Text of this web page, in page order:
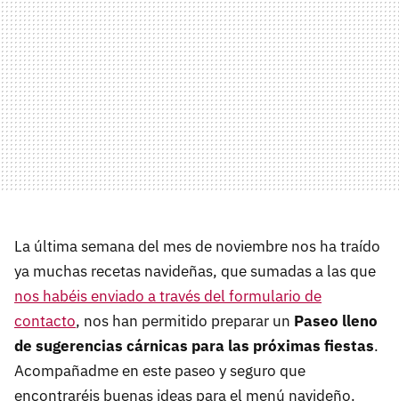
La última semana del mes de noviembre nos ha traído
ya muchas recetas navideñas, que sumadas a las que
nos habéis enviado a través del formulario de
contacto, nos han permitido preparar un Paseo lleno
de sugerencias cárnicas para las próximas fiestas.
Acompañadme en este paseo y seguro que
encontraréis buenas ideas para el menú navideño.